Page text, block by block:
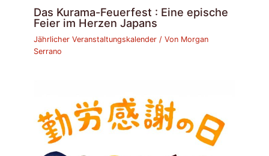
Das Kurama-Feuerfest : Eine epische
Feier im Herzen Japans
Jährlicher Veranstaltungskalender / Von Morgan
Serrano